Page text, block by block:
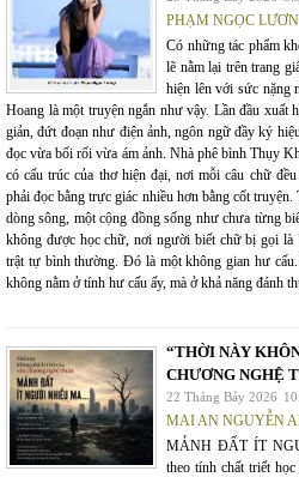
PHẠM NGỌC
Có những tác phẩm
lẽ nằm lại trên trang
hiện lên với sức nặng
Hoang là một truyện ngắn như vậy. Lần đầu
giản, đứt đoạn như điện ảnh, ngôn ngữ đầy ký
đọc vừa bối rối vừa ám ảnh. Nhà phê bình Thụy
có cấu trúc của thơ hiện đại, nơi mỗi câu chữ
phải đọc bằng trực giác nhiều hơn bằng cốt
dòng sông, một cộng đồng sống như chưa từng
không được học chữ, nơi người biết chữ bị gọi
trật tự bình thường. Đó là một không gian hư
không nằm ở tính hư cấu ấy, mà ở khả năng đánh
“THỜI NÀY
CHƯƠNG NGHỆ
22 Tháng Bảy 2026
MAI AN NGUYỄN
MẢNH ĐẤT ÍT
theo tính chất triết